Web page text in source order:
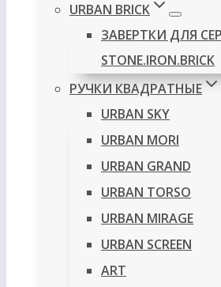
URBAN BRICK
ЗАВЕРТКИ ДЛЯ
STONE.IRON.BRICK
РУЧКИ КВАДРАТНЫЕ
URBAN SKY
URBAN MORI
URBAN GRAND
URBAN TORSO
URBAN MIRAGE
URBAN SCREEN
ART